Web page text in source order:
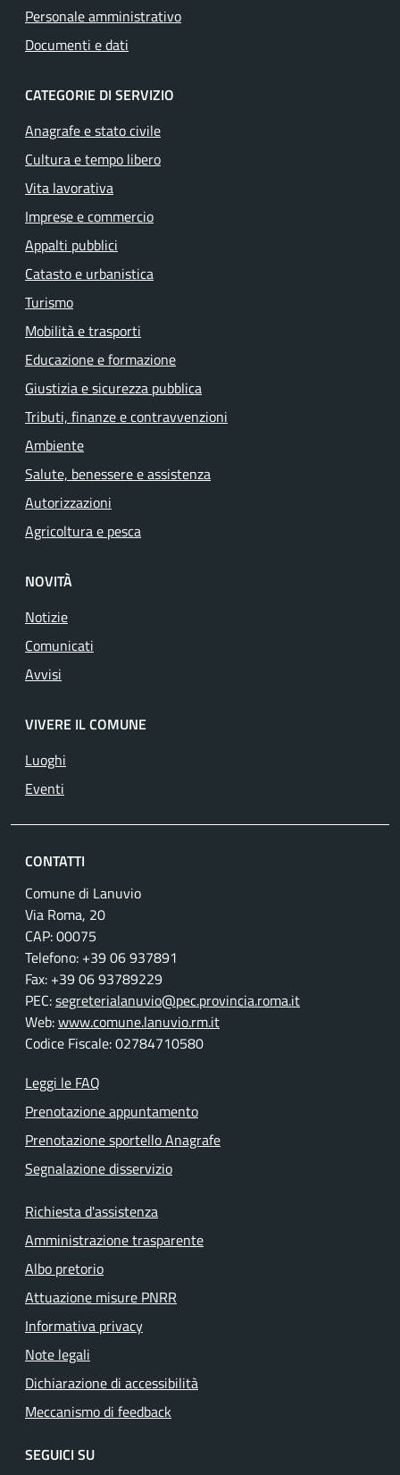
Personale amministrativo
Documenti e dati
CATEGORIE DI SERVIZIO
Anagrafe e stato civile
Cultura e tempo libero
Vita lavorativa
Imprese e commercio
Appalti pubblici
Catasto e urbanistica
Turismo
Mobilità e trasporti
Educazione e formazione
Giustizia e sicurezza pubblica
Tributi, finanze e contravvenzioni
Ambiente
Salute, benessere e assistenza
Autorizzazioni
Agricoltura e pesca
NOVITÀ
Notizie
Comunicati
Avvisi
VIVERE IL COMUNE
Luoghi
Eventi
CONTATTI
Comune di Lanuvio
Via Roma, 20
CAP: 00075
Telefono: +39 06 937891
Fax: +39 06 93789229
PEC:segreterialanuvio@pec.provincia.roma.it
Web:www.comune.lanuvio.rm.it
Codice Fiscale: 02784710580
Leggi le FAQ
Prenotazione appuntamento
Prenotazione sportello Anagrafe
Segnalazione disservizio
Richiesta d'assistenza
Amministrazione trasparente
Albo pretorio
Attuazione misure PNRR
Informativa privacy
Note legali
Dichiarazione di accessibilità
Meccanismo di feedback
SEGUICI SU